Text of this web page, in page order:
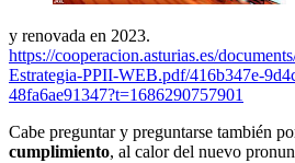
y renovada en 2023.
https://cooperacion.asturias.es/
Estrategia-PPII-WEB.pdf/416b347e-
48fa6ae91347?t=1686290757901
Cabe preguntar y preguntarse también
cumplimiento, al calor del nuevo